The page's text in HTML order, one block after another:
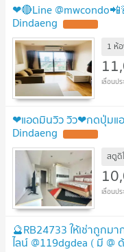
❤🔴Line
Dindaeng
1 ห้
❤แอดมินวิว วิว❤กดปุ่มแอ
Dindaeng
สตูดิ
🔮RB24733 ให้เช่าถูกม
ไลน์ @119dgdea ( มี @